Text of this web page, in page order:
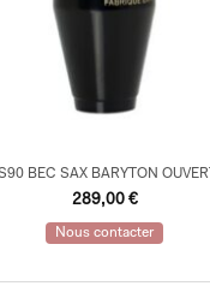
BEC SAX BARYTON
289,00 €
Nous contacter